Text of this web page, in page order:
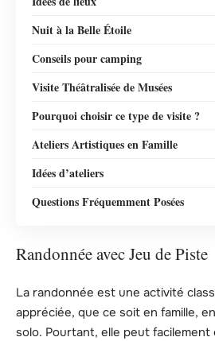
Nuit à la Belle Étoile
Conseils pour camping
Visite Théâtralisée de Musées
Pourquoi choisir ce type de visite ?
Ateliers Artistiques en Famille
Idées d’ateliers
Questions Fréquemment Posées
Randonnée avec Jeu de Piste
La randonnée est une activité
appréciée, que ce soit en famille,
solo. Pourtant, elle peut